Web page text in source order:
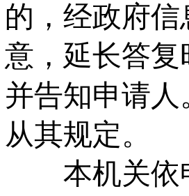
的，经政府
意，延长答
并告知申请
从其规定。
本机关依